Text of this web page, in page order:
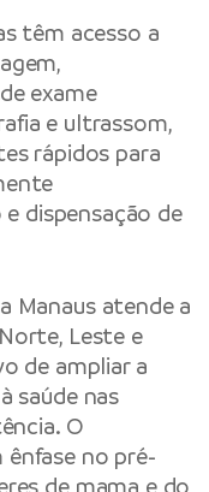
têm acesso a
exame
e ultrassom,
rápidos para
e dispensação de
Manaus atende a
Leste e
de ampliar a
saúde nas
O
no pré-